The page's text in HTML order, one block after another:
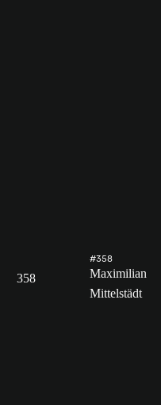
358
#358
Maximilian
Mittelstädt